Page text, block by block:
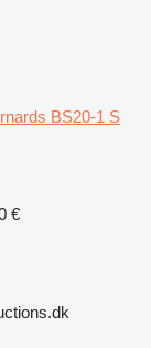
BS20-1 S
€